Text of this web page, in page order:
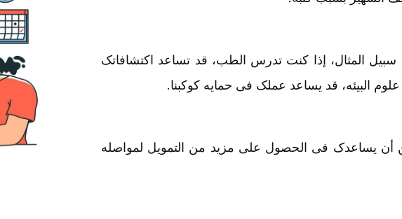
المثال، إذا کنت تدرس الطب، قد تساعد اکتشافاتک
البیئه، قد یساعد عملک فی حمایه کوکبنا.
أن یساعدک فی الحصول على مزید من التمویل لمواصله